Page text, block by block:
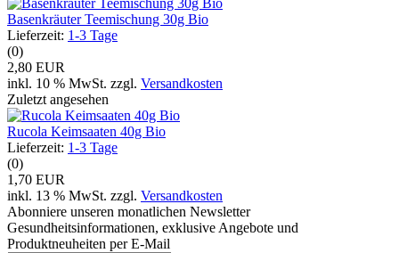
Basenkräuter Teemischung 30g Bio
Lieferzeit: 1-3 Tage
(0)
2,80 EUR
inkl. 10 % MwSt. zzgl. Versandkosten
Zuletzt angesehen
Rucola Keimsaaten 40g Bio
Lieferzeit: 1-3 Tage
(0)
1,70 EUR
inkl. 13 % MwSt. zzgl. Versandkosten
Abonniere unseren monatlichen Newsletter
Gesundheitsinformationen, exklusive Angebote und
Produktneuheiten per E-Mail